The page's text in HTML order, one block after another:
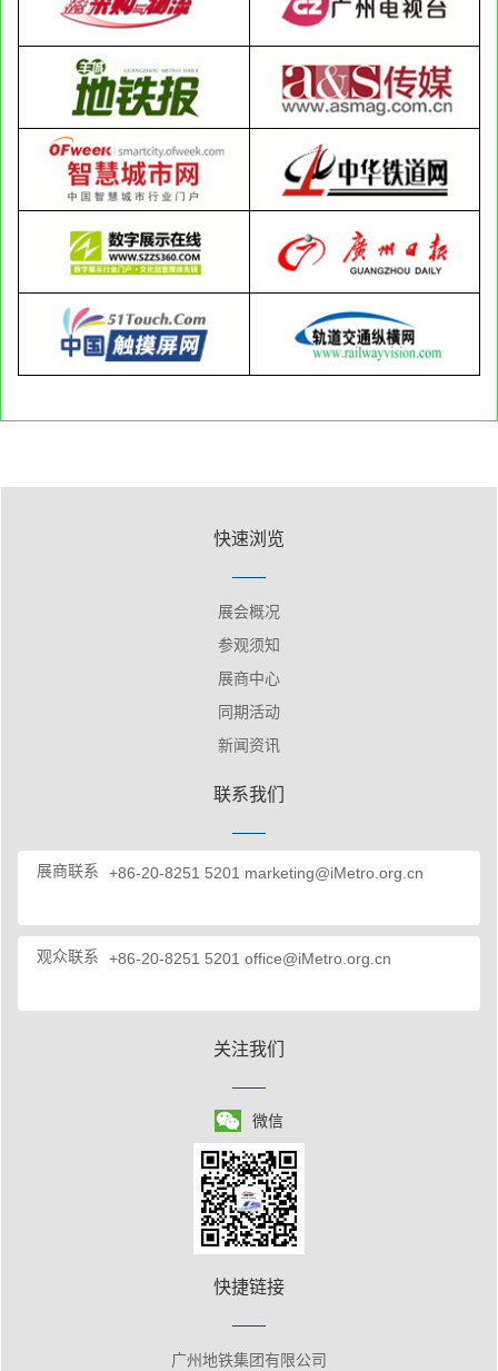
快速浏览
展会概况
参观须知
展商中心
同期活动
新闻资讯
联系我们
展商联系 +86-20-8251 5201 marketing@iMetro.org.cn
观众联系 +86-20-8251 5201 office@iMetro.org.cn
关注我们
微信
快捷链接
广州地铁集团有限公司